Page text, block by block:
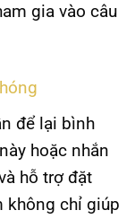
gia vào câu
để lại bình
hoặc nhắn
hỗ trợ đặt
không chỉ giúp